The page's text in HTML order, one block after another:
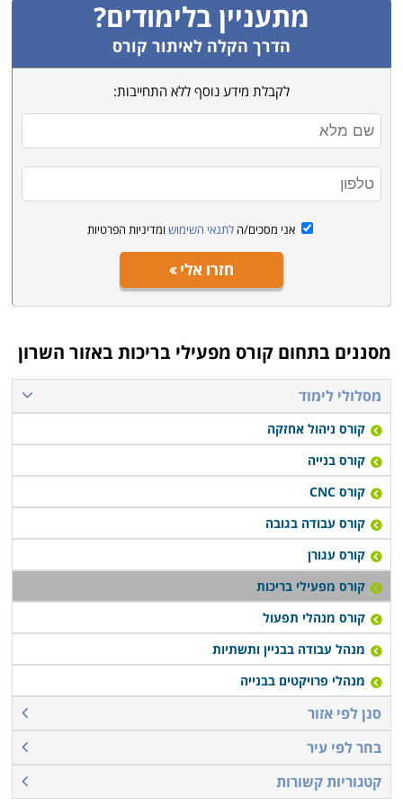
מתעניין בלימודים?
הדרך הקלה לאיתור קורס
לקבלת מידע נוסף ללא התחייבות:
אני מסכים/ה לתנאי השימוש ומדיניות הפרטיות
חזרו אלי
מסננים בתחום קורס מפעילי בריכות באזור השרון
מסלולי לימוד
קורס ניהול אחזקה
קורס בנייה
קורס CNC
קורס עבודה בגובה
קורס עגורן
קורס מפעילי בריכות
קורס מנהלי תפעול
מנהל עבודה בבניין ותשתיות
מנהלי פרויקטים בבנייה
סנן לפי אזור
בחר לפי עיר
קטגוריות קשורות